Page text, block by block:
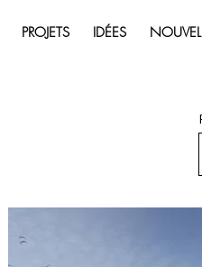
PROJETS IDÉES